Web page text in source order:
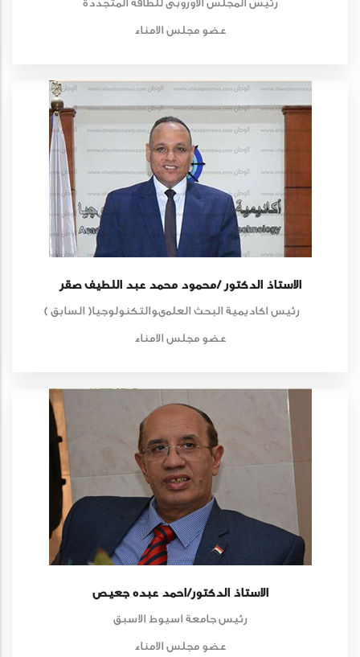
رئيس المجلس الاوروبى للطاقة المتجددة
عضو مجلس الامناء
الاستاذ الدكتور /محمود محمد عبد اللطيف صقر
رئيس اكاديمية البحث العلمىوالتكنولوجيا( السابق )
عضو مجلس الامناء
الاستاذ الدكتور/احمد عبده جعيص
رئيس جامعة اسيوط الاسبق
عضو مجلس الامناء